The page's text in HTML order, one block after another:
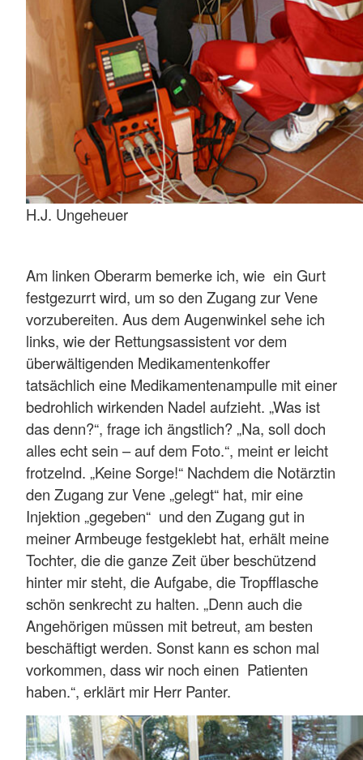
H.J. Ungeheuer
Am linken Oberarm bemerke ich, wie ein Gurt
festgezurrt wird, um so den Zugang zur Vene
vorzubereiten. Aus dem Augenwinkel sehe ich
links, wie der Rettungsassistent vor dem
überwältigenden Medikamentenkoffer
tatsächlich eine Medikamentenampulle mit einer
bedrohlich wirkenden Nadel aufzieht. „Was ist
das denn?“, frage ich ängstlich? „Na, soll doch
alles echt sein – auf dem Foto.“, meint er leicht
frotzelnd. „Keine Sorge!“ Nachdem die Notärztin
den Zugang zur Vene „gelegt“ hat, mir eine
Injektion „gegeben“ und den Zugang gut in
meiner Armbeuge festgeklebt hat, erhält meine
Tochter, die die ganze Zeit über beschützend
hinter mir steht, die Aufgabe, die Tropfflasche
schön senkrecht zu halten. „Denn auch die
Angehörigen müssen mit betreut, am besten
beschäftigt werden. Sonst kann es schon mal
vorkommen, dass wir noch einen Patienten
haben.“, erklärt mir Herr Panter.